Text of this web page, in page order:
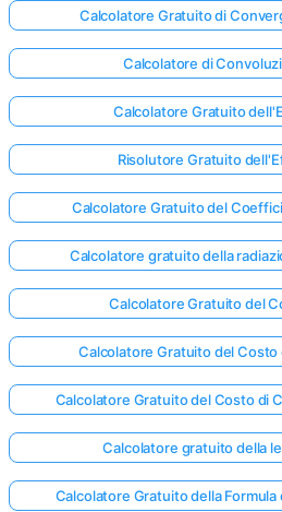
Calcolatore Gratuito di
Calcolatore di
Calcolatore Gratuito
Risolutore Gratuito
Calcolatore Gratuito del
Calcolatore gratuito della
Calcolatore Gratuito del
Calcolatore Gratuito del Costo
Calcolatore Gratuito del Costo di
Calcolatore gratuito della
Calcolatore Gratuito della